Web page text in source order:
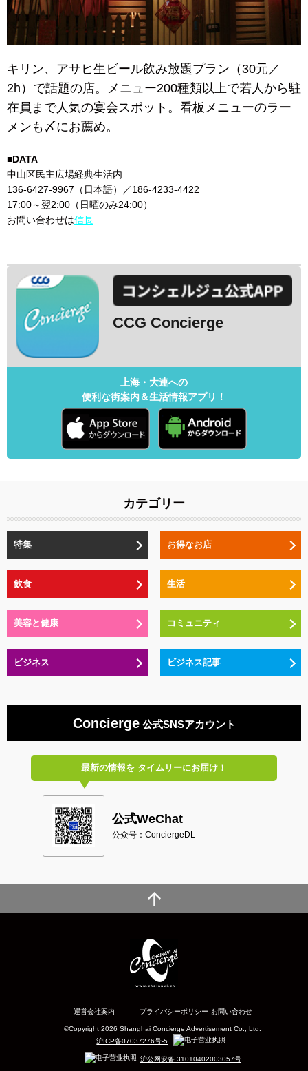
キリン、アサヒ生ビール飲み放題プラン（30元／
2h）で話題の店。メニュー200種類以上で若人から駐
在員まで人気の宴会スポット。看板メニューのラー
メンも〆にお薦め。
■DATA
中山区民主広場経典生活内
136-6427-9967（日本語）／186-4233-4422
17:00～翌2:00（日曜のみ24:00）
お問い合わせは信長
CCG Concierge
上海・大連への
便利な街案内＆生活情報アプリ！
カテゴリー
特集 お得なお店
飲食 生活
美容と健康 コミュニティ
ビジネス ビジネス記事
Concierge公式SNSアカウント
最新の情報をタイムリーにお届け！
公式WeChat
公众号：ConciergeDL
運営会社案内 プライバシーポリシー お問い合わせ
©Copyright 2026 Shanghai Concierge Advertisement Co., Ltd.
沪ICP备07037276号-5
沪公网安备 31010402003057号